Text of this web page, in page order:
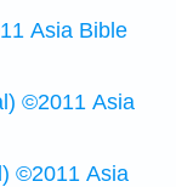
Asia Bible
©2011 Asia
©2011 Asia